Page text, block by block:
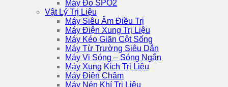
Máy Đo SPO2
Vật Lý Trị Liệu
Máy Siêu Âm Điều Trị
Máy Điện Xung Trị Liệu
Máy Kéo Giãn Cột Sống
Máy Từ Trường Siêu Dẫn
Máy Vi Sóng – Sóng Ngắn
Máy Xung Kích Trị Liệu
Máy Điện Châm
Máy Nén Khí Trị Liệu